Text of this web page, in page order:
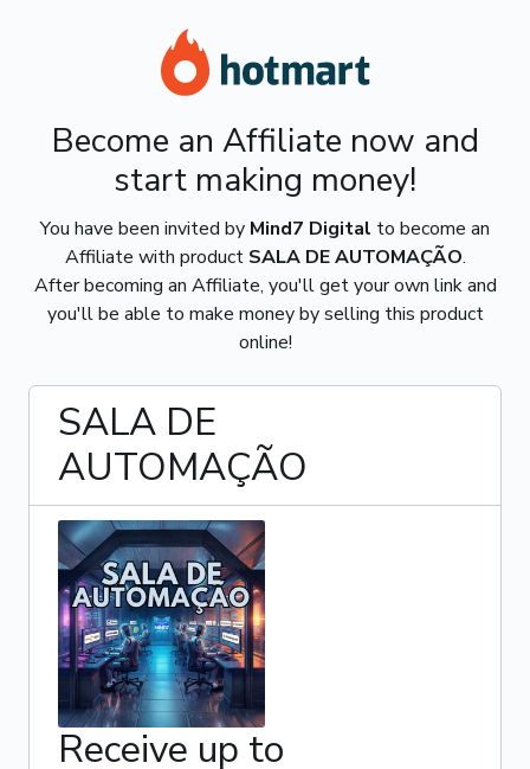
Become an Affiliate now and
start making money!
You have been invited by Mind7 Digital to become an
Affiliate with product SALA DE AUTOMAÇÃO.
After becoming an Affiliate, you'll get your own link and
you'll be able to make money by selling this product
online!
SALA DE
AUTOMAÇÃO
Receive up to